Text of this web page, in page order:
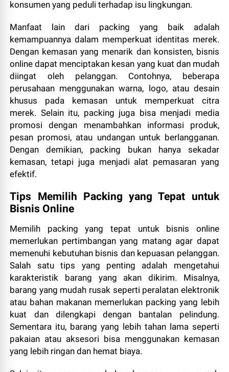
konsumen yang peduli terhadap isu lingkungan.
Manfaat lain dari packing yang baik adalah
kemampuannya dalam memperkuat identitas merek.
Dengan kemasan yang menarik dan konsisten, bisnis
online dapat menciptakan kesan yang kuat dan mudah
diingat oleh pelanggan. Contohnya, beberapa
perusahaan menggunakan warna, logo, atau desain
khusus pada kemasan untuk memperkuat citra
merek. Selain itu, packing juga bisa menjadi media
promosi dengan menambahkan informasi produk,
pesan promosi, atau undangan untuk berlangganan.
Dengan demikian, packing bukan hanya sekadar
kemasan, tetapi juga menjadi alat pemasaran yang
efektif.
Tips Memilih Packing yang Tepat untuk
Bisnis Online
Memilih packing yang tepat untuk bisnis online
memerlukan pertimbangan yang matang agar dapat
memenuhi kebutuhan bisnis dan kepuasan pelanggan.
Salah satu tips yang penting adalah mengetahui
karakteristik barang yang akan dikirim. Misalnya,
barang yang mudah rusak seperti peralatan elektronik
atau bahan makanan memerlukan packing yang lebih
kuat dan dilengkapi dengan bantalan pelindung.
Sementara itu, barang yang lebih tahan lama seperti
pakaian atau aksesori bisa menggunakan kemasan
yang lebih ringan dan hemat biaya.